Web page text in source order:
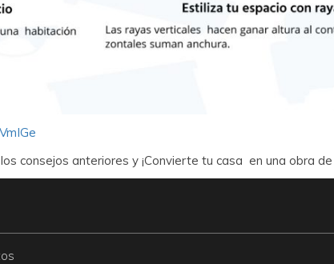
consejos anteriores y ¡Convierte tu casa en una obra